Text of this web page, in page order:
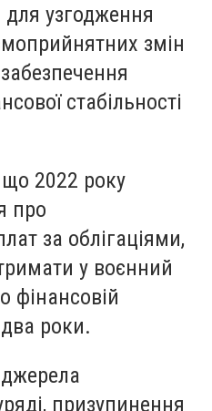
узгодження
змін
стабільності
2022 року
про
за облігаціями,
у воєнний
фінансовій
два роки.
призупинення